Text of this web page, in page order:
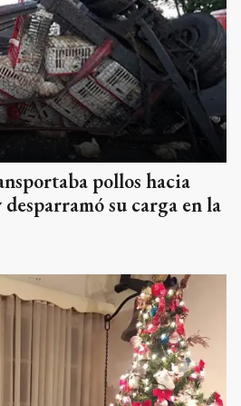
pollos hacia
su carga en la